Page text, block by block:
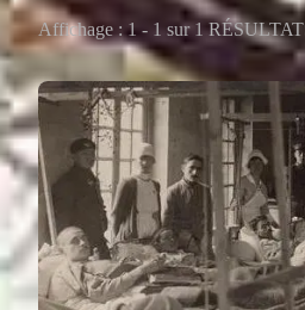
Affichage : 1 - 1 sur 1